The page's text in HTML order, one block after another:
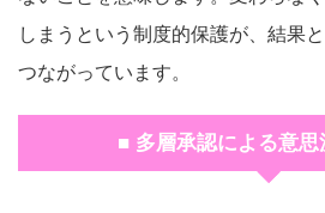
しまうという制度的保護が、結果
つながっています。
■ 多層承認による意思